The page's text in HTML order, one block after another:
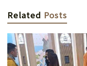
Related Posts